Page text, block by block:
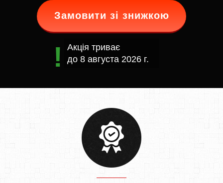
Замовити зі знижкою
Акція триває
до 8 августа 2026 г.